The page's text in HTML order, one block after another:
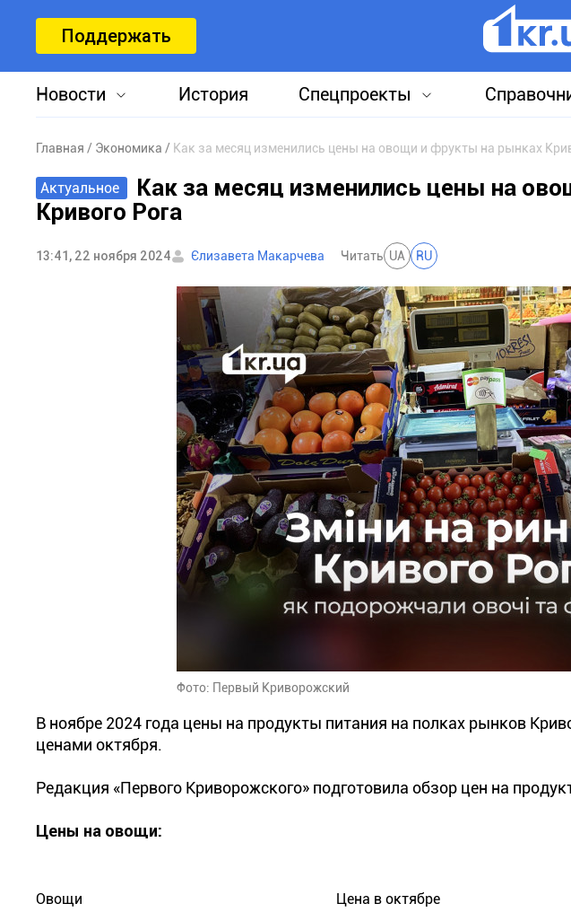
Поддержать
Новости История Спецпроекты
Главная Экономика Как за месяц изменились цены на овощи и фрукты на рынках
Актуальное
Как за месяц изменились цены на
Кривого Рога
13:41, 22 ноября 2024 Єлизавета Макарчева Читать UA RU
Фото: Первый Криворожский
В ноябре 2024 года цены на продукты питания на полках рынков
ценами октября.
Редакция «Первого Криворожского» подготовила обзор цен на
Цены на овощи:
Овощи Цена в октябре